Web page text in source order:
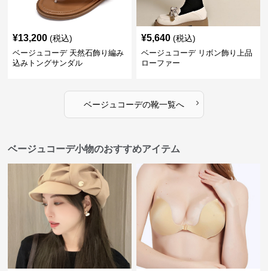
¥13,200 (税込)
ベージュコーデ 天然石飾り編み
込みトングサンダル
¥5,640 (税込)
ベージュコーデ リボン飾り上品
ローファー
ベージュコーデの靴一覧へ ›
ベージュコーデ小物のおすすめアイテム